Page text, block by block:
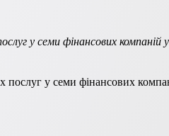
у семи фінансових
послуг у семи фінансових